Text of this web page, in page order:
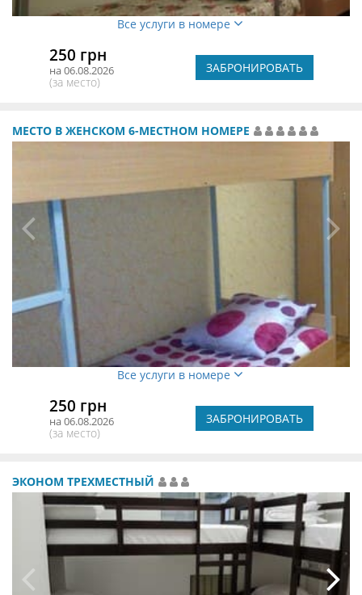
Все услуги в номере
250 грн
на 06.08.2026
(за место)
ЗАБРОНИРОВАТЬ
МЕСТО В ЖЕНСКОМ 6-МЕСТНОМ НОМЕРЕ
Все услуги в номере
250 грн
на 06.08.2026
(за место)
ЗАБРОНИРОВАТЬ
ЭКОНОМ ТРЕХМЕСТНЫЙ